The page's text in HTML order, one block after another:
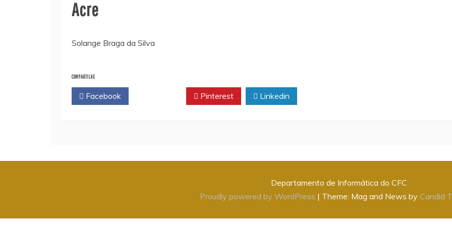
Acre
Solange Braga da Silva
COMPARTILHE
Facebook Pinterest Linkedin
Departamento de Informática do CFC
Proudly powered by WordPress | Theme: Mag and News by Candid